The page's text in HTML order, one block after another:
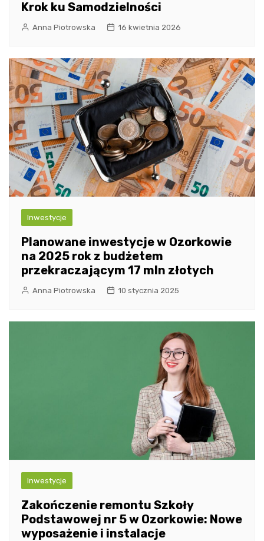
Krok ku Samodzielności
Anna Piotrowska 16 kwietnia 2026
Inwestycje
Planowane inwestycje w Ozorkowie
na 2025 rok z budżetem
przekraczającym 17 mln złotych
Anna Piotrowska 10 stycznia 2025
Inwestycje
Zakończenie remontu Szkoły
Podstawowej nr 5 w Ozorkowie: Nowe
wyposażenie i instalacje